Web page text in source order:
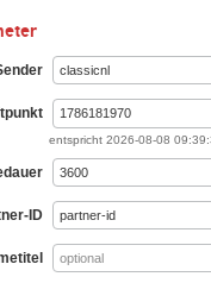
entspricht 2026-08-08
ID